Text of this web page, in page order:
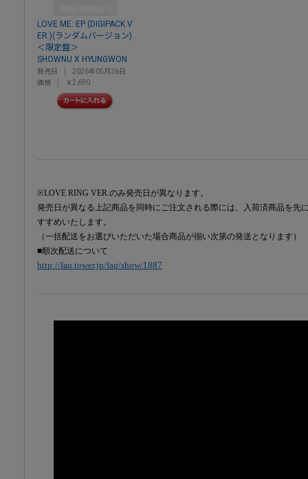
LOVE ME: EP (DIGIPACK V
ER.)(ランダムバージョン)
＜限定盤＞
SHOWNU X HYUNGWON
発売日
2026年05月26日
価格
￥2,690
※LOVE RING VER.のみ発売日が異なります。
発売日が異なる上記商品を同時にご注文される際には、入荷済商品を先
すすめいたします。
（一括配送をお選びいただいた場合商品が揃い次第の発送となります）
■順次配送について
http://faq.tower.jp/faq/show/1887